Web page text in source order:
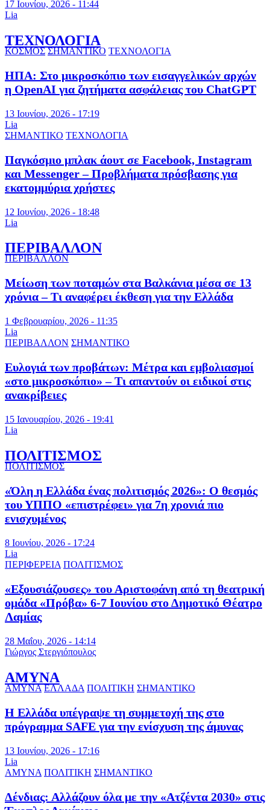
17 Ιουνίου, 2026 - 11:44
Lia
ΤΕΧΝΟΛΟΓΙΑ
ΚΟΣΜΟΣ ΣΗΜΑΝΤΙΚΟ ΤΕΧΝΟΛΟΓΙΑ
ΗΠΑ: Στο μικροσκόπιο των εισαγγελικών αρχών
η OpenAI για ζητήματα ασφάλειας του ChatGPT
13 Ιουνίου, 2026 - 17:19
Lia
ΣΗΜΑΝΤΙΚΟ ΤΕΧΝΟΛΟΓΙΑ
Παγκόσμιο μπλακ άουτ σε Facebook, Instagram
και Messenger – Προβλήματα πρόσβασης για
εκατομμύρια χρήστες
12 Ιουνίου, 2026 - 18:48
Lia
ΠΕΡΙΒΑΛΛΟΝ
ΠΕΡΙΒΑΛΛΟΝ
Μείωση των ποταμών στα Βαλκάνια μέσα σε 13
χρόνια – Τι αναφέρει έκθεση για την Ελλάδα
1 Φεβρουαρίου, 2026 - 11:35
Lia
ΠΕΡΙΒΑΛΛΟΝ ΣΗΜΑΝΤΙΚΟ
Ευλογιά των προβάτων: Μέτρα και εμβολιασμοί
«στο μικροσκόπιο» – Τι απαντούν οι ειδικοί στις
ανακρίβειες
15 Ιανουαρίου, 2026 - 19:41
Lia
ΠΟΛΙΤΙΣΜΟΣ
ΠΟΛΙΤΙΣΜΟΣ
«Όλη η Ελλάδα ένας πολιτισμός 2026»: Ο θεσμός
του ΥΠΠΟ «επιστρέφει» για 7η χρονιά πιο
ενισχυμένος
8 Ιουνίου, 2026 - 17:24
Lia
ΠΕΡΙΦΕΡΕΙΑ ΠΟΛΙΤΙΣΜΟΣ
«Εξουσιάζουσες» του Αριστοφάνη από τη θεατρική
ομάδα «Πρόβα» 6-7 Ιουνίου στο Δημοτικό Θέατρο
Λαμίας
28 Μαΐου, 2026 - 14:14
Γιώργος Στεργιόπουλος
ΑΜΥΝΑ
ΑΜΥΝΑ ΕΛΛΑΔΑ ΠΟΛΙΤΙΚΗ ΣΗΜΑΝΤΙΚΟ
Η Ελλάδα υπέγραψε τη συμμετοχή της στο
πρόγραμμα SAFE για την ενίσχυση της άμυνας
13 Ιουνίου, 2026 - 17:16
Lia
ΑΜΥΝΑ ΠΟΛΙΤΙΚΗ ΣΗΜΑΝΤΙΚΟ
Δένδιας: Αλλάζουν όλα με την «Ατζέντα 2030» στις